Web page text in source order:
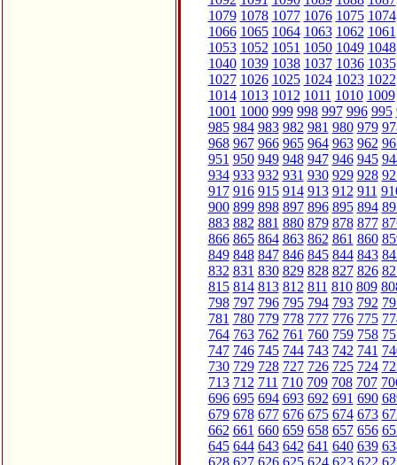
1079 1078 1077 1076 1075 1074
1066 1065 1064 1063 1062 1061
1053 1052 1051 1050 1049 1048
1040 1039 1038 1037 1036 1035
1027 1026 1025 1024 1023 1022
1014 1013 1012 1011 1010 1009
1001 1000 999 998 997 996 995
985 984 983 982 981 980 979
968 967 966 965 964 963 962
951 950 949 948 947 946 945
934 933 932 931 930 929 928
917 916 915 914 913 912 911
900 899 898 897 896 895 894
883 882 881 880 879 878 877
866 865 864 863 862 861 860
849 848 847 846 845 844 843
832 831 830 829 828 827 826
815 814 813 812 811 810 809
798 797 796 795 794 793 792
781 780 779 778 777 776 775
764 763 762 761 760 759 758
747 746 745 744 743 742 741
730 729 728 727 726 725 724
713 712 711 710 709 708 707
696 695 694 693 692 691 690
679 678 677 676 675 674 673
662 661 660 659 658 657 656
645 644 643 642 641 640 639
628 627 626 625 624 623 622